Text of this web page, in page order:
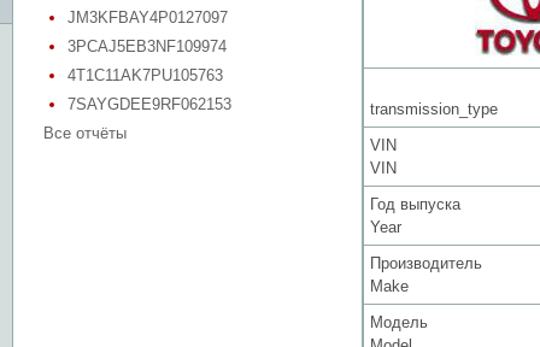
JM3KFBAY4P0127097
3PCAJ5EB3NF109974
4T1C11AK7PU105763
7SAYGDEE9RF062153
Все отчёты
transmission_type
VIN
VIN
Год выпуска
Year
Производитель
Make
Модель